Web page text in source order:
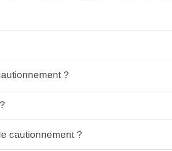
?
cautionnement ?